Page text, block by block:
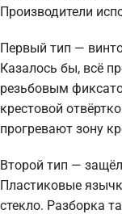
Производители
Первый тип —
Казалось бы, всё
резьбовым
крестовой
прогревают зону
Второй тип —
Пластиковые
стекло. Разборка